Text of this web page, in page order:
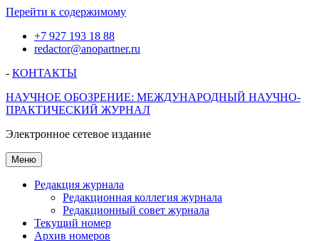
Перейти к содержимому
+7 927 193 18 88
redactor@anopartner.ru
- КОНТАКТЫ
НАУЧНОЕ ОБОЗРЕНИЕ: МЕЖДУНАРОДНЫЙ НАУЧНО-
ПРАКТИЧЕСКИЙ ЖУРНАЛ
Электронное сетевое издание
Меню
Редакция журнала
Редакционная коллегия журнала
Редакционный совет журнала
Текущий номер
Архив номеров